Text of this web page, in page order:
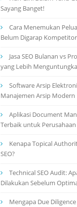
Sayang Banget!
Cara Menemukan
Belum Digarap Kompetitor
Jasa SEO Bulanan vs
yang Lebih
Software Arsip
Manajemen Arsip Modern
Aplikasi Document
Terbaik untuk Perusahaan
Kenapa Topical
SEO?
Technical SEO Audit:
Dilakukan Sebelum
Mengapa Due